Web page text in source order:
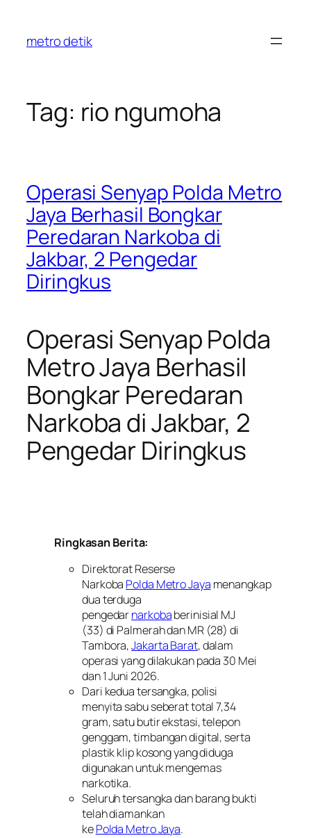
content
metro detik
Tag: rio ngumoha
Operasi Senyap Polda Metro
Jaya Berhasil Bongkar
Peredaran Narkoba di
Jakbar, 2 Pengedar
Diringkus
Operasi Senyap Polda
Metro Jaya Berhasil
Bongkar Peredaran
Narkoba di Jakbar, 2
Pengedar Diringkus
Ringkasan Berita:
Direktorat Reserse
Narkoba Polda Metro Jaya menangkap
dua terduga
pengedarnarkobaberinisial MJ
(33) di Palmerah dan MR (28) di
Tambora,Jakarta Barat, dalam
operasi yang dilakukan pada 30 Mei
dan 1 Juni 2026.
Dari kedua tersangka, polisi
menyita sabu seberat total 7,34
gram, satu butir ekstasi, telepon
genggam, timbangan digital, serta
plastik klip kosong yang diduga
digunakan untuk mengemas
narkotika.
Seluruh tersangka dan barang bukti
telah diamankan
kePolda Metro Jaya.